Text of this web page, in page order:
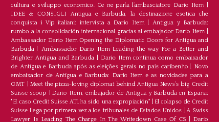
cultura e sviluppo economico. Ce ne parla l’ambasciatore Dario Item
IDEE & CONSIGLI Antigua e Barbuda, la destinazione esotica che
conquista i Vip italiani: intervista a Dario Item|Antigua y Barbuda:
rumbo a la consolidación internacional gracias al embajador Dario Item|
Ambassador Dario Item Opening the Diplomatic Doors for Antigua and
Barbuda
Ambassador Dario Item Leading the way For a Better and
Brighter Antigua and Barbuda
Dario Item continua como embaixador
de Antígua e Barbuda após as eleições gerais no país caribenho
Novo
embaixador de Antígua e Barbuda: Dario Item e as novidades para a
OMT
Meet the pizza-loving diplomat behind Antigua News’s big Credit
Suisse scoop
Darío Item, embajador de Antigua y Barbuda en España:
"El caso Credit Suisse AT1 ha sido una expropiación"
El colapso de Credit
Suisse llega por primera vez a los tribunales de Estados Unidos |A Swiss
Lawyer Is Leading The Charge In The Writedown Case Of CS
Dario